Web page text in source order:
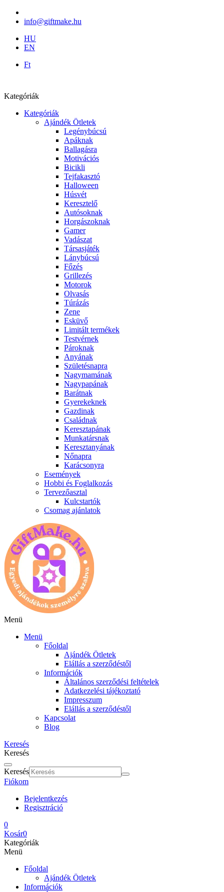
info@giftmake.hu
HU
EN
Ft
Kategóriák
Kategóriák
Ajándék Ötletek
Legénybúcsú
Apáknak
Ballagásra
Motivációs
Bicikli
Tejfakasztó
Halloween
Húsvét
Keresztelő
Autósoknak
Horgászoknak
Gamer
Vadászat
Társasjáték
Lánybúcsú
Főzés
Grillezés
Motorok
Olvasás
Túrázás
Zene
Esküvő
Limitált termékek
Testvérnek
Pároknak
Anyának
Születésnapra
Nagymamának
Nagypapának
Barátnak
Gyerekeknek
Gazdinak
Családnak
Keresztapának
Munkatársnak
Keresztanyának
Nőnapra
Karácsonyra
Események
Hobbi és Foglalkozás
Tervezőasztal
Kulcstartók
Csomag ajánlatok
Menü
Menü
Főoldal
Ajándék Ötletek
Elállás a szerződéstől
Információk
Általános szerződési feltételek
Adatkezelési tájékoztató
Impresszum
Elállás a szerződéstől
Kapcsolat
Blog
Keresés
Keresés
Keresés
Fiókom
Bejelentkezés
Regisztráció
0
Kosár0
Kategóriák
Menü
Főoldal
Ajándék Ötletek
Információk